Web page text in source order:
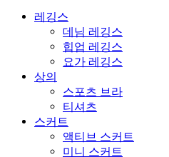
레깅스
데님 레깅스
힙업 레깅스
요가 레깅스
상의
스포츠 브라
티셔츠
스커트
액티브 스커트
미니 스커트